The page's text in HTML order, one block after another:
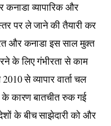
व्यापारिक और
पर ले जाने की तैयारी कर
और कनाडा इस साल मुक्त
के लिए गंभीरता से काम
से व्यापार वार्ता चल
के कारण बातचीत रुक गई
के बीच साझेदारी को और